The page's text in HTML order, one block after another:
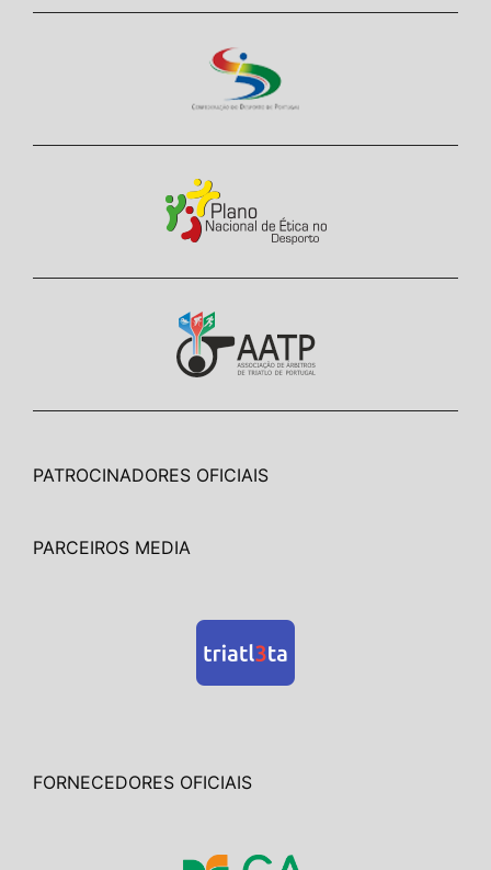
PATROCINADORES OFICIAIS
PARCEIROS MEDIA
FORNECEDORES OFICIAIS